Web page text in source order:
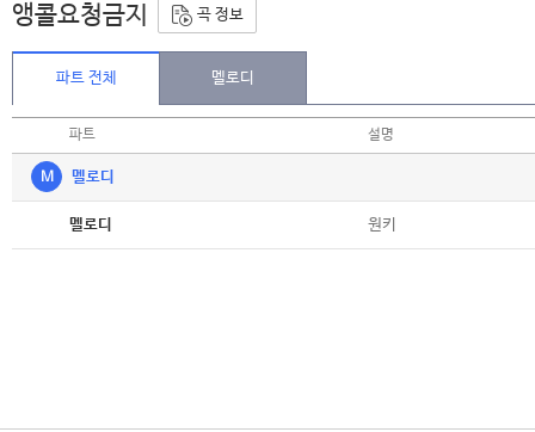
앵콜요청금지 곡 정보
파트 전체 멜로디
파트 설명
M 멜로디
멜로디 원키